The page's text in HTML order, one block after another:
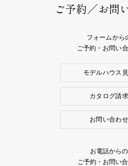
ご予約／お問
フォームから
ご予約・お問い
モデルハウス
カタログ請求
お問い合わせ
お電話からの
ご予約・お問い